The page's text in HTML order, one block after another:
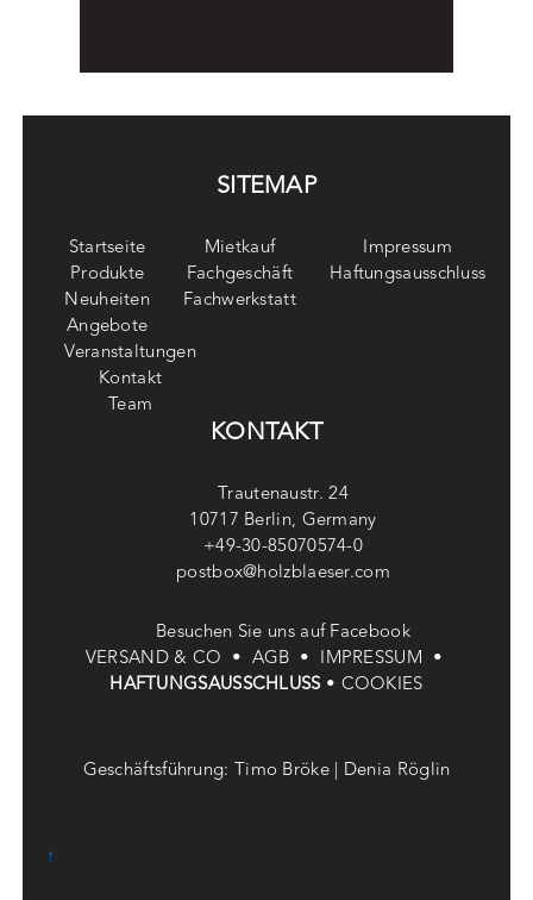
SITEMAP
Startseite
Produkte
Neuheiten
Angebote
Mietkauf
Fachgeschäft
Fachwerkstatt
Impressum
Haftungsausschluss
Veranstaltungen
Kontakt
Team
KONTAKT
Trautenaustr. 24
10717 Berlin, Germany
+49-30-85070574-0
postbox@holzblaeser.com
Besuchen Sie uns auf Facebook
VERSAND & CO • AGB • IMPRESSUM •
HAFTUNGSAUSSCHLUSS • COOKIES
Geschäftsführung: Timo Bröke | Denia Röglin
↑